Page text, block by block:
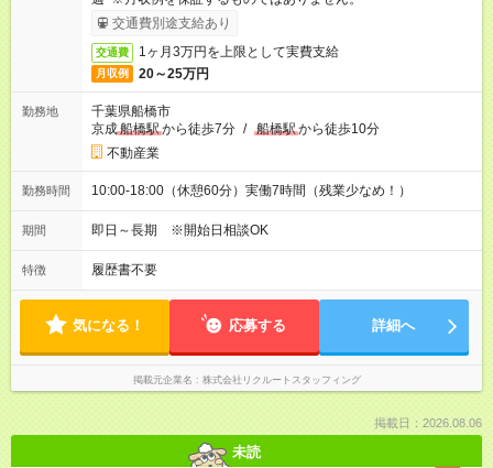
交通費別途支給あり
交通費 1ヶ月3万円を上限として実費支給
月収例 20～25万円
勤務地
千葉県船橋市
京成船橋駅から徒歩7分 / 船橋駅から徒歩10分
不動産業
勤務時間 10:00-18:00（休憩60分）実働7時間（残業少なめ！）
期間 即日～長期 ※開始日相談OK
特徴 履歴書不要
気になる！ 応募する 詳細へ
掲載元企業名 株式会社リクルートスタッフィング
掲載日：2026.08.06
未読